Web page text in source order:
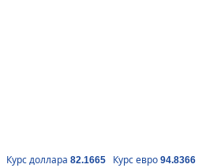
Курс доллара 82.1665 Курс евро 94.8366